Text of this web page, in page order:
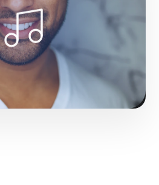
Roteiro, locação e casting.